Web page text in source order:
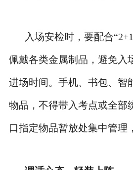
入场安检时，要配合
佩戴各类金属制品，避免入
进场时间。手机、书包、智
物品，不得带入考点或全部
口指定物品暂放处集中管理